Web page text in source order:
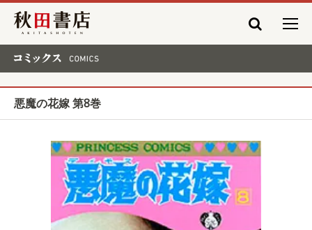
秋田書店
悪魔の花嫁 第8巻